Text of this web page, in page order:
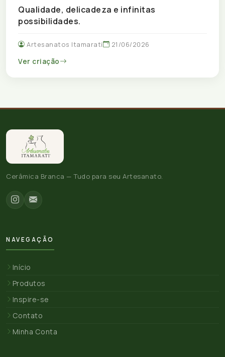
Qualidade, delicadeza e infinitas
possibilidades.
Artesanatos Itamarati
21/06/2026
Ver criação
Cerâmica Branca — Tudo para seu Artesanato.
NAVEGAÇÃO
Início
Produtos
Inspire-se
Contato
Minha Conta